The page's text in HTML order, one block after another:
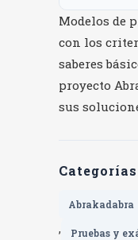
Modelos de
con los
saberes
proyecto
sus
Abrakadabra
, Pruebas y